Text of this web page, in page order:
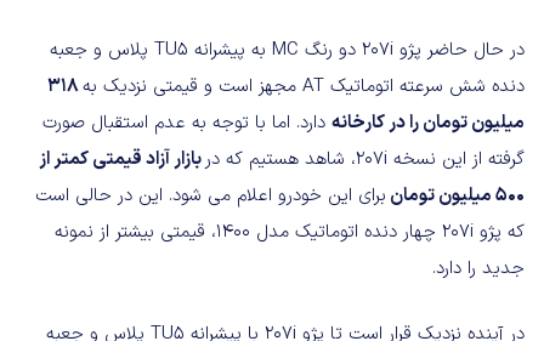
در حال حاضر پژو ۲۰۷i دو رنگ MC به پیشرانه TU5 پلاس و جعبه
دنده شش سرعته اتوماتیک AT مجهز است و قیمتی نزدیک به
۳۱۸
میلیون تومان را در کارخانه دارد. اما با توجه به عدم استقبال صورت
گرفته از این نسخه ۲۰۷i، شاهد هستیم که در
بازار آزاد قیمتی کمتر از
۵۰۰ میلیون تومان
برای این خودرو اعلام می شود. این در حالی است
که پژو ۲۰۷i چهار دنده اتوماتیک مدل ۱۴۰۰، قیمتی بیشتر از نمونه
جدید را دارد.
در آینده نزدیک قرار است تا پژو ۲۰۷i با پیشرانه TU5 پلاس و جعبه